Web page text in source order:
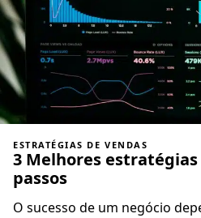
ESTRATÉGIAS DE VENDAS
3 Melhores estratégias
passos
O sucesso de um negócio